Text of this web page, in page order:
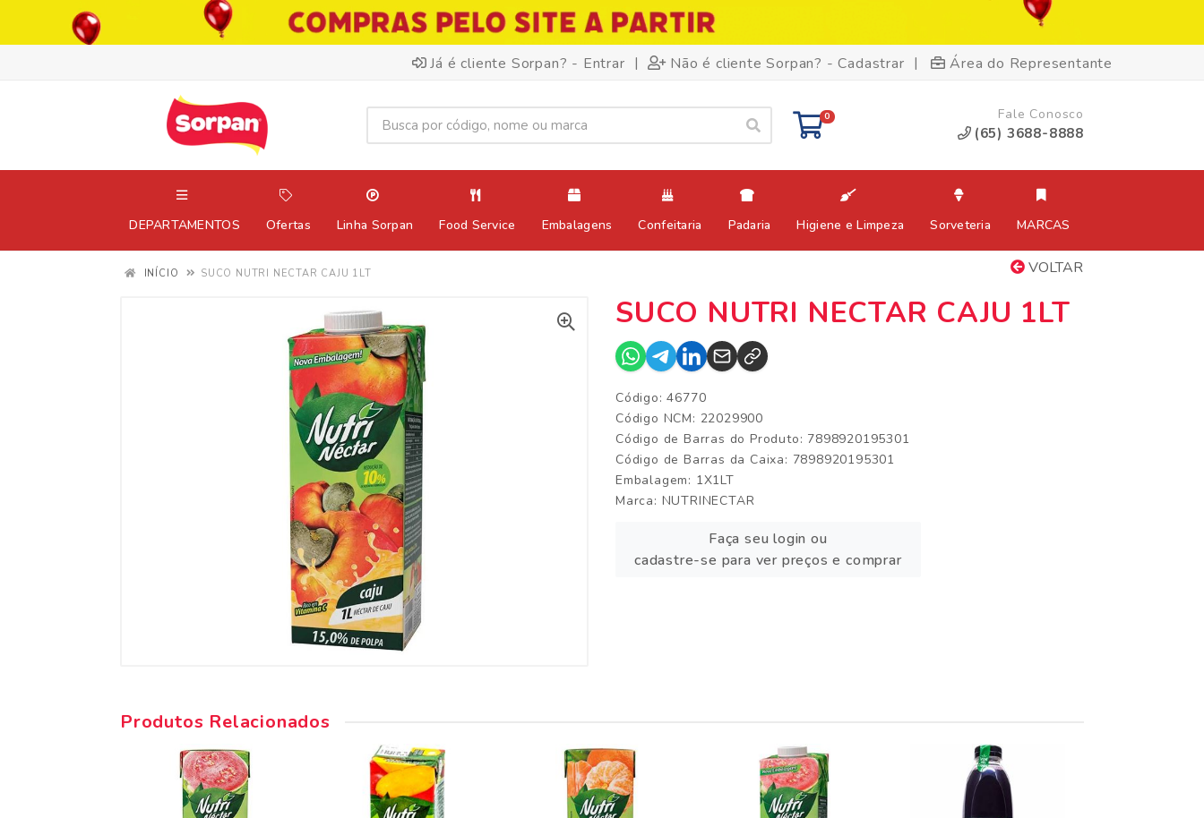
Já é cliente Sorpan? - Entrar | Não é cliente Sorpan? - Cadastrar | Área do Representante
0 Fale Conosco
(65) 3688-8888
DEPARTAMENTOS Ofertas Linha Sorpan Food Service Embalagens Confeitaria Padaria Higiene e Limpeza Sorveteria MARCAS
VOLTAR
INÍCIO SUCO NUTRI NECTAR CAJU 1LT
SUCO NUTRI NECTAR CAJU 1LT
Código: 46770
Código NCM: 22029900
Código de Barras do Produto: 7898920195301
Código de Barras da Caixa: 7898920195301
Embalagem: 1X1LT
Marca: NUTRINECTAR
Faça seu login ou
cadastre-se para ver preços e comprar
Produtos Relacionados